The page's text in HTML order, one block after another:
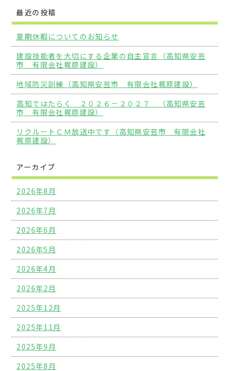
最近の投稿
夏期休暇についてのお知らせ
建設技能者を大切にする企業の自主宣言（高知県安芸
市 有限会社梶原建設）
地域防災訓練（高知県安芸市 有限会社梶原建設）
高知ではたらく ２０２６－２０２７ （高知県安芸
市 有限会社梶原建設）
リクルートＣＭ放送中です（高知県安芸市 有限会社
梶原建設）
アーカイブ
2026年8月
2026年7月
2026年6月
2026年5月
2026年4月
2026年2月
2025年12月
2025年11月
2025年9月
2025年8月